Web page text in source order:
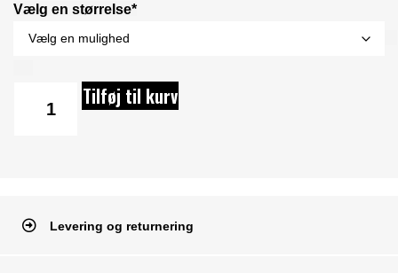
Vælg en størrelse*
Tilføj til kurv
Levering og returnering